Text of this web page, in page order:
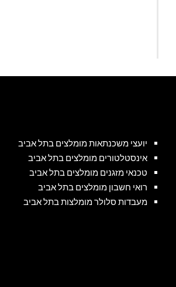
יועצי משכנתאות מומלצים בתל אביב
אינסטלטורים מומלצים בתל אביב
טכנאי מזגנים מומלצים בתל אביב
רואי חשבון מומלצים בתל אביב
מעבדות סלולר מומלצות בתל אביב